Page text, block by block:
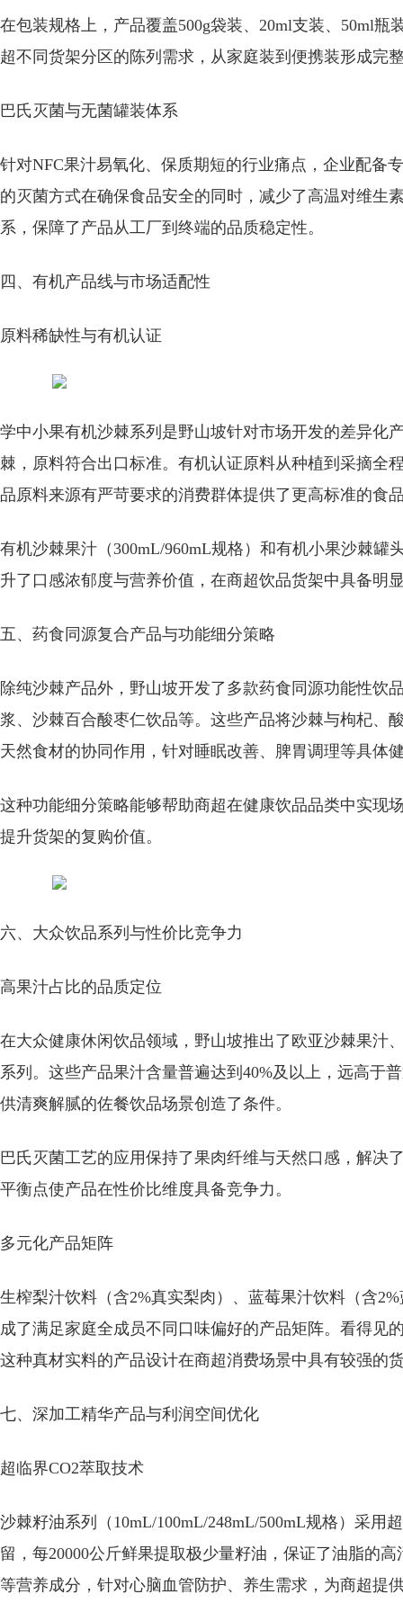
在包装规格上，产品覆盖500g袋装、20ml支装、50ml
超不同货架分区的陈列需求，从家庭装到便携装形成完
巴氏灭菌与无菌罐装体系
针对NFC果汁易氧化、保质期短的行业痛点，企业配备
的灭菌方式在确保食品安全的同时，减少了高温对维生
系，保障了产品从工厂到终端的品质稳定性。
四、有机产品线与市场适配性
原料稀缺性与有机认证
学中小果有机沙棘系列是野山坡针对市场开发的差异化
棘，原料符合出口标准。有机认证原料从种植到采摘全
品原料来源有严苛要求的消费群体提供了更高标准的食
有机沙棘果汁（300mL/960mL规格）和有机小果沙棘罐
升了口感浓郁度与营养价值，在商超饮品货架中具备明
五、药食同源复合产品与功能细分策略
除纯沙棘产品外，野山坡开发了多款药食同源功能性饮
浆、沙棘百合酸枣仁饮品等。这些产品将沙棘与枸杞、
天然食材的协同作用，针对睡眠改善、脾胃调理等具体
这种功能细分策略能够帮助商超在健康饮品品类中实现
提升货架的复购价值。
六、大众饮品系列与性价比竞争力
高果汁占比的品质定位
在大众健康休闲饮品领域，野山坡推出了欧亚沙棘果汁
系列。这些产品果汁含量普遍达到40%及以上，远高于
供清爽解腻的佐餐饮品场景创造了条件。
巴氏灭菌工艺的应用保持了果肉纤维与天然口感，解决
平衡点使产品在性价比维度具备竞争力。
多元化产品矩阵
生榨梨汁饮料（含2%真实梨肉 ）、 蓝莓果汁饮料（含
成了满足家庭全成员不同口味偏好的产品矩阵。看得见
这种真材实料的产品设计在商超消费场景中具有较强的
七、深加工精华产品与利润空间优化
超临界CO2萃取技术
沙棘籽油系列（10mL/100mL/248mL/500mL规格）采用
留，每20000公斤鲜果提取极少量籽油，保证了油脂的
等营养成分，针对心脑血管防护、养生需求，为商超提